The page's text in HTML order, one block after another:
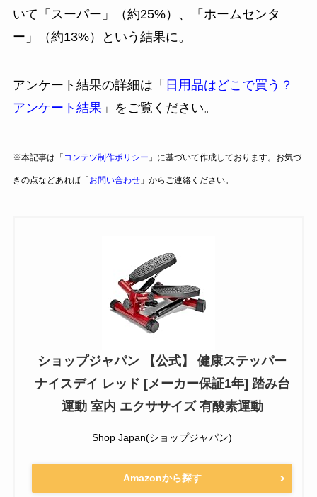
いて「スーパー」（約25%）、「ホームセンタ
ー」（約13%）という結果に。
アンケート結果の詳細は「 日用品はどこで買う？
アンケート結果 」をご覧ください。
※本記事は「 コンテツ制作ポリシー 」に基づいて作成しております。お気づ
きの点などあれば「 お問い合わせ」からご連絡ください。
ショップジャパン 【公式】 健康ステッパー
ナイスデイ レッド [メーカー保証1年] 踏み台
運動 室内 エクササイズ 有酸素運動
Shop Japan(ショップジャパン)
Amazonから探す